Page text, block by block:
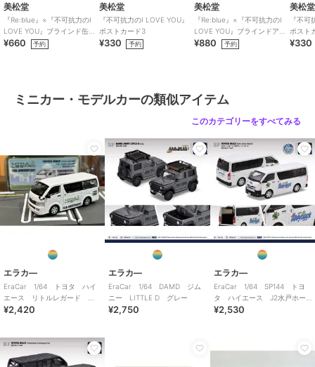
美松堂
『Re:blue』×『不可抗力のI
LOVE YOU』ブラインド缶バ
ッジ（全6種）
¥660 予約
美松堂
『不可抗力のI LOVE YOU』
ポストカード3
¥330 予約
美松堂
『Re:blue』×『不可抗力のI
LOVE YOU』ブラインドアク
リルキーホルダー（全6種）
¥880 予約
美松堂
『不
ポスト
¥330
ミニカー・モデルカーの類似アイテム
このカテゴリーをすべてみる
エラカ―
EraCar 1/64 トヨタ ハイ
エース リトルレガード
15th ANNIVERSARY
¥2,420
エラカ―
EraCar 1/64 DAMD ジム
ニー LITTLE D グレー
¥2,750
エラカ―
EraCar 1/64 SP144 トヨ
タ ハイエース J2水戸ホー
リーホック
¥2,530